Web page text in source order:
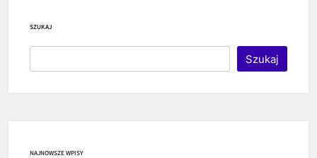
SZUKAJ
Szukaj
NAJNOWSZE WPISY